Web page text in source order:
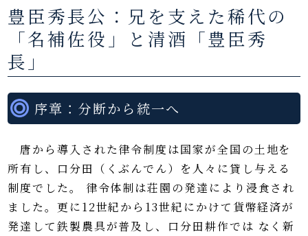
豊臣秀長公：兄を支えた稀代の
「名補佐役」と清酒「豊臣秀
長」
序章：分断から統一へ
唐から導入された律令制度は国家が全国の土地を
所有し、口分田（くぶんでん）を人々に貸し与える
制度でした。
律令体制は荘園の発達により浸食され
ました。更に12世紀から13世紀にかけて貨幣経済が
発達して鉄製農具が普及し、口分田耕作では なく新